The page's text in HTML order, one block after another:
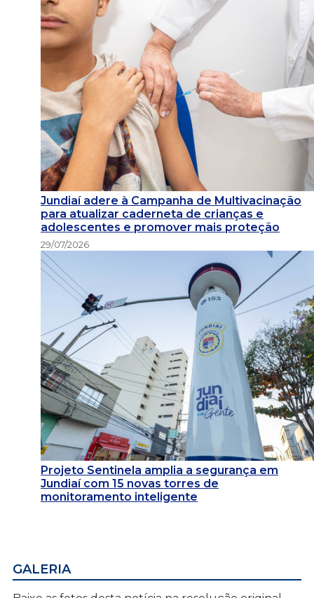
Jundiaí adere à Campanha de Multivacinação
para atualizar caderneta de crianças e
adolescentes e promover mais proteção
29/07/2026
Projeto Sentinela amplia a segurança em
Jundiaí com 15 novas torres de
monitoramento inteligente
GALERIA